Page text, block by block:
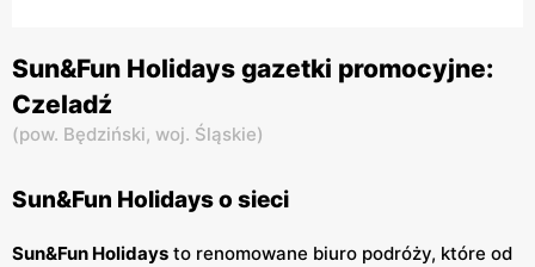
Sun&Fun Holidays gazetki promocyjne:
Czeladź
(pow. Będziński, woj. Śląskie)
Sun&Fun Holidays o sieci
Sun&Fun Holidays to renomowane biuro podróży, które od